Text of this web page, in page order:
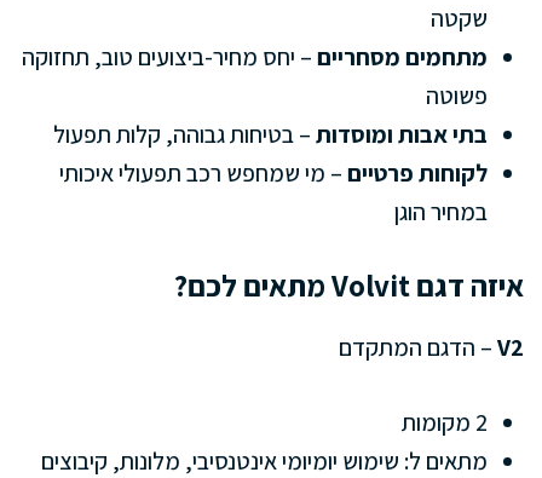
שקטה
מתחמים מסחריים– יחס מחיר-ביצועים טוב, תחזוקה
פשוטה
בתי אבות ומוסדות– בטיחות גבוהה, קלות תפעול
לקוחות פרטיים– מי שמחפש רכב תפעולי איכותי
במחיר הוגן
איזה דגם Volvit מתאים לכם?
V2– הדגם המתקדם
2 מקומות
מתאים ל: שימוש יומיומי אינטנסיבי, מלונות, קיבוצים